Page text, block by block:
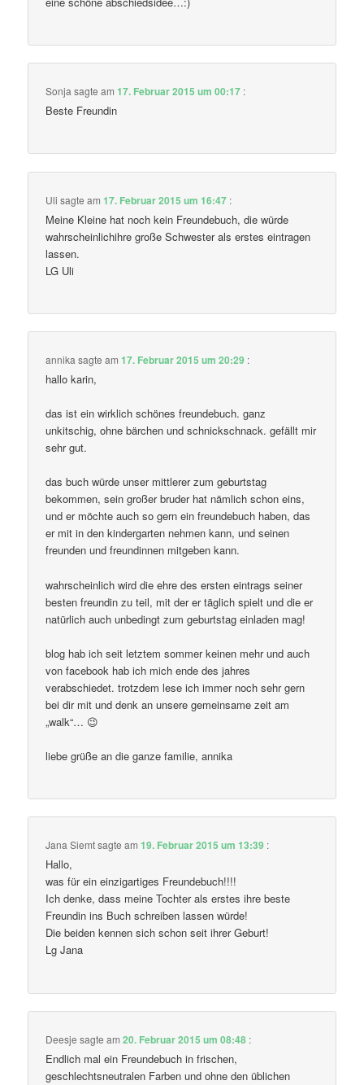
Sonja sagte am17. Februar 2015 um 00:17 :
Beste Freundin
Uli sagte am17. Februar 2015 um 16:47 :
Meine Kleine hat noch kein Freundebuch, die würde
wahrscheinlichihre große Schwester als erstes eintragen
lassen.
LG Uli
annika sagte am17. Februar 2015 um 20:29 :
hallo karin,
das ist ein wirklich schönes freundebuch. ganz
unkitschig, ohne bärchen und schnickschnack. gefällt mir
sehr gut.
das buch würde unser mittlerer zum geburtstag
bekommen, sein großer bruder hat nämlich schon eins,
und er möchte auch so gern ein freundebuch haben, das
er mit in den kindergarten nehmen kann, und seinen
freunden und freundinnen mitgeben kann.
wahrscheinlich wird die ehre des ersten eintrags seiner
besten freundin zu teil, mit der er täglich spielt und die er
natürlich auch unbedingt zum geburtstag einladen mag!
blog hab ich seit letztem sommer keinen mehr und auch
von facebook hab ich mich ende des jahres
verabschiedet. trotzdem lese ich immer noch sehr gern
bei dir mit und denk an unsere gemeinsame zeit am
„walk“… 😉
liebe grüße an die ganze familie, annika
Jana Siemtsagte am19. Februar 2015 um 13:39 :
Hallo,
was für ein einzigartiges Freundebuch!!!!
Ich denke, dass meine Tochter als erstes ihre beste
Freundin ins Buch schreiben lassen würde!
Die beiden kennen sich schon seit ihrer Geburt!
Lg Jana
Deesje sagte am20. Februar 2015 um 08:48 :
Endlich mal ein Freundebuch in frischen,
geschlechtsneutralen Farben und ohne den üblichen